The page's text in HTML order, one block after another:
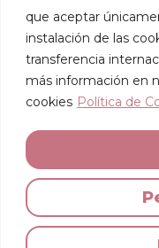
que aceptar
instalación de las
transferencia
más información en
cookies Política de